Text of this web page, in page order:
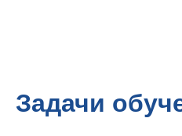
Задачи